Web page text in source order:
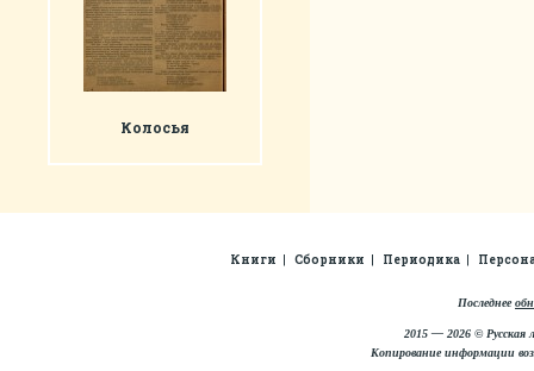
Колосья
Книги Сборники Периодика
Последнее
2015 — 2026 © Русская
Копирование информации